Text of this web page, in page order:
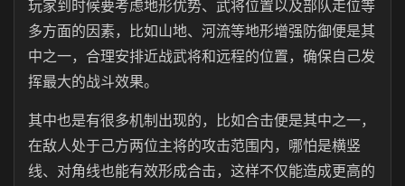
玩家到时候要考虑地形优势、武将位置以及部队走位等
多方面的因素，比如山地、河流等地形增强防御便是其
中之一，合理安排近战武将和远程的位置，确保自己发
挥最大的战斗效果。
其中也是有很多机制出现的，比如合击便是其中之一，
在敌人处于己方两位主将的攻击范围内，哪怕是横竖
线、对角线也能有效形成合击，这样不仅能造成更高的